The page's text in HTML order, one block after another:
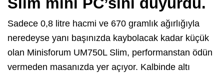
Sadece 0,8 litre hacmi ve 670 gramlık ağırlığıyla
neredeyse yanı başınızda kaybolacak kadar küçük
olan Minisforum UM750L Slim, performanstan ödün
vermeden masanızda yer açıyor. Kalbinde altı